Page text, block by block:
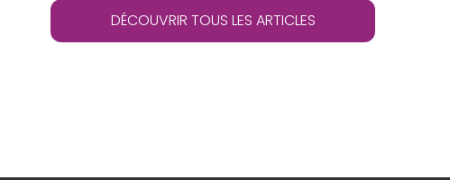
DÉCOUVRIR TOUS LES ARTICLES